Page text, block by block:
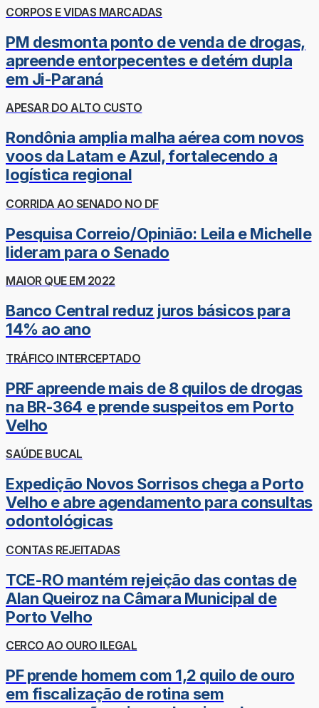
CORPOS E VIDAS MARCADAS
PM desmonta ponto de venda de drogas,
apreende entorpecentes e detém dupla
em Ji-Paraná
APESAR DO ALTO CUSTO
Rondônia amplia malha aérea com novos
voos da Latam e Azul, fortalecendo a
logística regional
CORRIDA AO SENADO NO DF
Pesquisa Correio/Opinião: Leila e Michelle
lideram para o Senado
MAIOR QUE EM 2022
Banco Central reduz juros básicos para
14% ao ano
TRÁFICO INTERCEPTADO
PRF apreende mais de 8 quilos de drogas
na BR-364 e prende suspeitos em Porto
Velho
SAÚDE BUCAL
Expedição Novos Sorrisos chega a Porto
Velho e abre agendamento para consultas
odontológicas
CONTAS REJEITADAS
TCE-RO mantém rejeição das contas de
Alan Queiroz na Câmara Municipal de
Porto Velho
CERCO AO OURO ILEGAL
PF prende homem com 1,2 quilo de ouro
em fiscalização de rotina sem